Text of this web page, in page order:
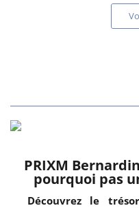
PRIXM
pourquoi pas
Découvrez le